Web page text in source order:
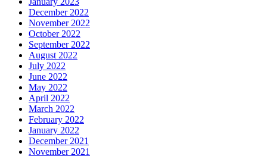
December 2022
November 2022
October 2022
September 2022
August 2022
July 2022
June 2022
May 2022
April 2022
March 2022
February 2022
January 2022
December 2021
November 2021